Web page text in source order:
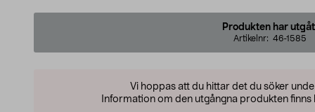
Produkten har
Artikelnr: 46-1585
Vi hoppas att du hittar det du söker
Information om den utgångna produkten finns